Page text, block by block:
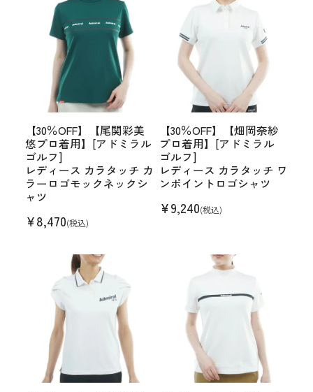
【30％OFF】【尾関彩美
悠プロ着用】[アドミラル
ゴルフ]
レディース カラタッチ カ
ラーロゴモックネックシ
ャツ
¥8,470(税込)
【30％OFF】【畑岡奈紗
プロ着用】[アドミラル
ゴルフ]
レディース カラタッチ ワ
ンポイントロゴシャツ
¥9,240(税込)